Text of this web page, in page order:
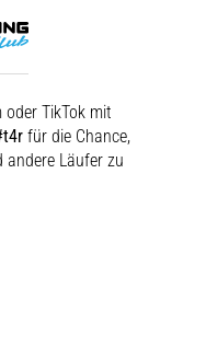
TikTok mit
für die Chance,
andere Läufer zu